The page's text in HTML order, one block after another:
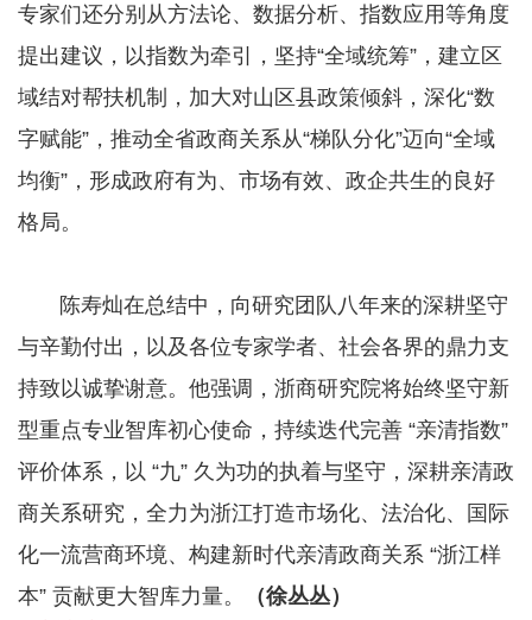
专家们还分别从方法论、数据分析、指数应用等角度
提出建议，以指数为牵引，坚持“全域统筹”，建立区
域结对帮扶机制，加大对山区县政策倾斜，深化“数
字赋能”，推动全省政商关系从“梯队分化”迈向“全域
均衡”，形成政府有为、市场有效、政企共生的良好
格局。
陈寿灿在总结中，向研究团队八年来的深耕坚守
与辛勤付出，以及各位专家学者、社会各界的鼎力支
持致以诚挚谢意。他强调，浙商研究院将始终坚守新
型重点专业智库初心使命，持续迭代完善 “亲清指数”
评价体系，以 “九” 久为功的执着与坚守，深耕亲清政
商关系研究，全力为浙江打造市场化、法治化、国际
化一流营商环境、构建新时代亲清政商关系 “浙江样
本” 贡献更大智库力量。
（徐丛丛）